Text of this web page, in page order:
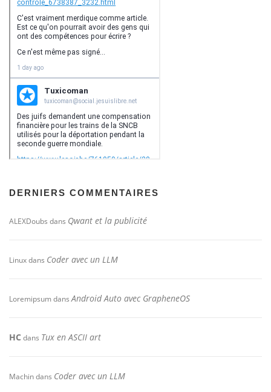
DERNIERS COMMENTAIRES
ALEXDoubs dans Qwant et la publicité
Linuxdans Coder avec un LLM
LoremipsumdansAndroid Auto avec GrapheneOS
HC dans Tux en ASCII art
Machindans Coder avec un LLM